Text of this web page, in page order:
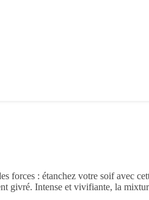
forces : étanchez votre soif avec
givré. Intense et vivifiante, la